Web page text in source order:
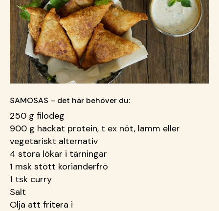
SAMOSAS – det här behöver du:
250 g filodeg
900 g hackat protein, t ex nöt, lamm eller
vegetariskt alternativ
4 stora lökar i tärningar
1 msk stött korianderfrö
1 tsk curry
Salt
Olja att fritera i